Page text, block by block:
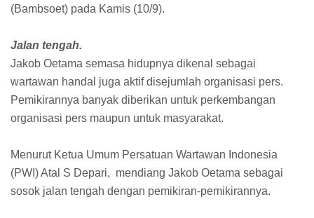
(Bambsoet) pada Kamis (10/9).
Jalan tengah.
Jakob Oetama semasa hidupnya dikenal sebagai
wartawan handal juga aktif disejumlah organisasi pers.
Pemikirannya banyak diberikan untuk perkembangan
organisasi pers maupun untuk masyarakat.
Menurut Ketua Umum Persatuan Wartawan Indonesia
(PWI) Atal S Depari, mendiang Jakob Oetama sebagai
sosok jalan tengah dengan pemikiran-pemikirannya.